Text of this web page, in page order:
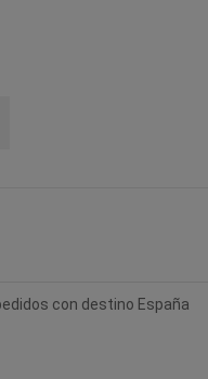
con destino España